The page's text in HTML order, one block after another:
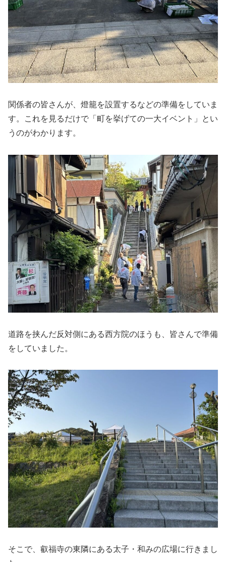
関係者の皆さんが、燈籠を設置するなどの準備をしていま
す。これを見るだけで「町を挙げての一大イベント」とい
うのがわかります。
道路を挟んだ反対側にある西方院のほうも、皆さんで準備
をしていました。
そこで、叡福寺の東隣にある太子・和みの広場に行きまし